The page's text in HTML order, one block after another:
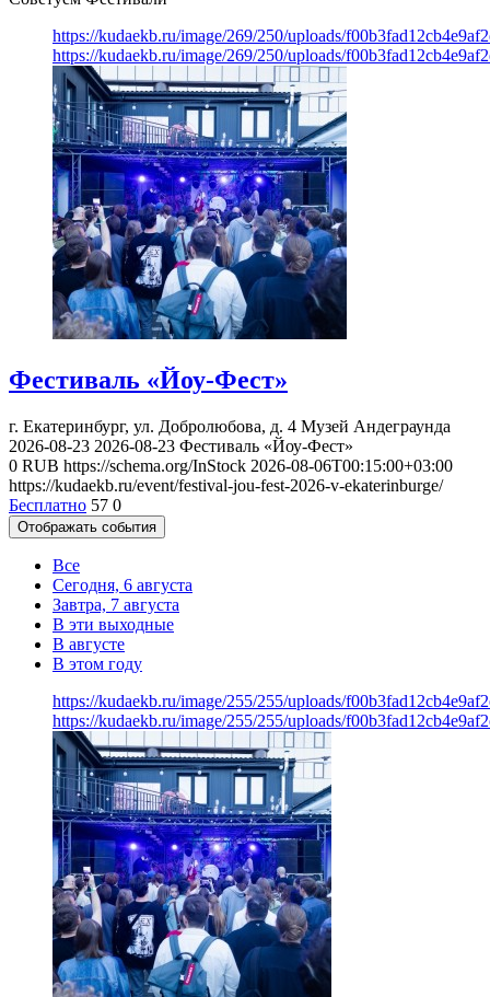
https://kudaekb.ru/image/269/250/uploads/
https://kudaekb.ru/image/269/250/uploads/
Фестиваль «Йоу-Фест»
г. Екатеринбург, ул. Добролюбова, д. 4 Музей Андеграунда
2026-08-23 2026-08-23 Фестиваль «Йоу-Фест»
0 RUB https://schema.org/InStock 2026-08-06T00:15:00+03:00
https://kudaekb.ru/event/festival-jou-fest-2026-v-ekaterinburge/
Бесплатно 57 0
Отображать события
Все
Сегодня, 6 августа
Завтра, 7 августа
В эти выходные
В августе
В этом году
https://kudaekb.ru/image/255/255/uploads/
https://kudaekb.ru/image/255/255/uploads/